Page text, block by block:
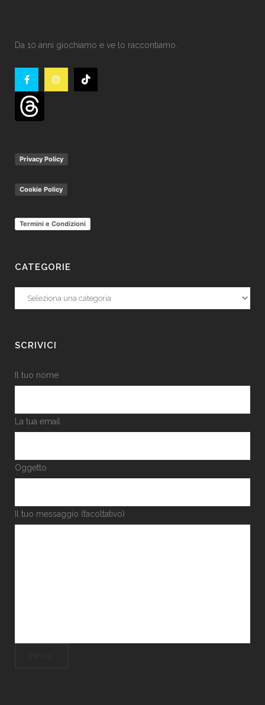
Da 10 anni giochiamo e ve lo raccontiamo.
Privacy Policy
Cookie Policy
Termini e Condizioni
CATEGORIE
Categorie
SCRIVICI
Il tuo nome
La tua email
Oggetto
Il tuo messaggio (facoltativo)